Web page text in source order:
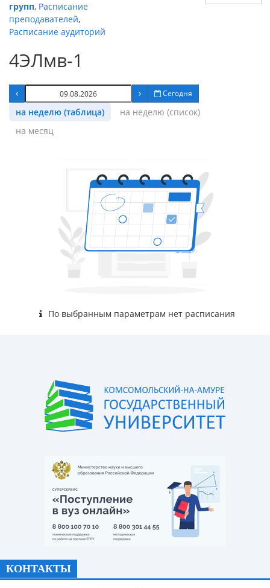
групп, Расписание
преподавателей,
Расписание аудиторий
4ЭЛмв-1
Сегодня
на неделю (таблица)
на неделю (список)
на месяц
По выбранным параметрам нет расписания
КОНТАКТЫ